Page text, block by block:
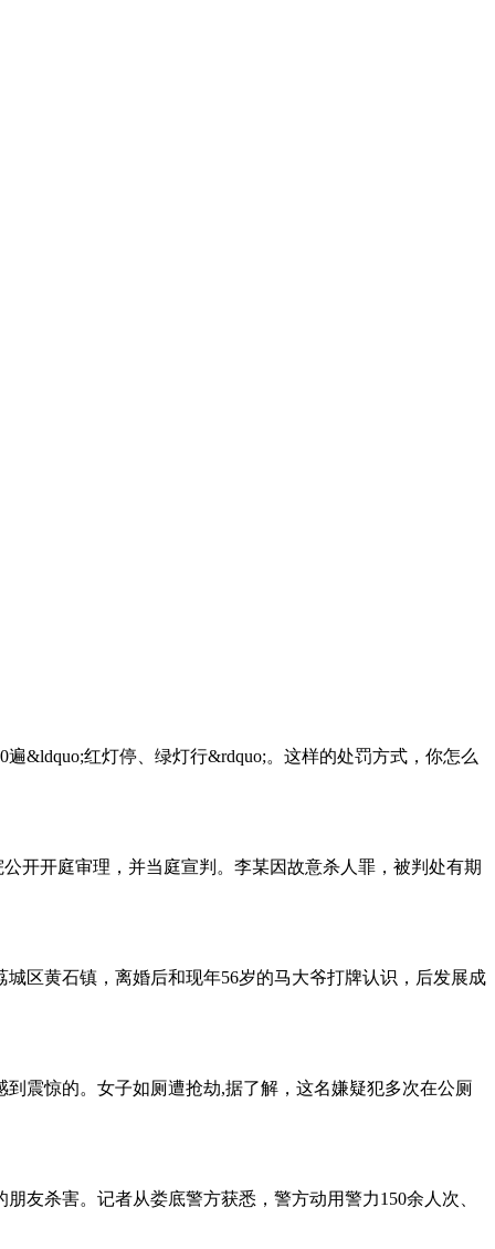
红灯停、绿灯行&rdquo;。这样的处罚方式，你怎么
开庭审理，并当庭宣判。李某因故意杀人罪，被判处有期
黄石镇，离婚后和现年56岁的马大爷打牌认识，后发展成
震惊的。女子如厕遭抢劫,据了解，这名嫌疑犯多次在公厕
杀害。记者从娄底警方获悉，警方动用警力150余人次、